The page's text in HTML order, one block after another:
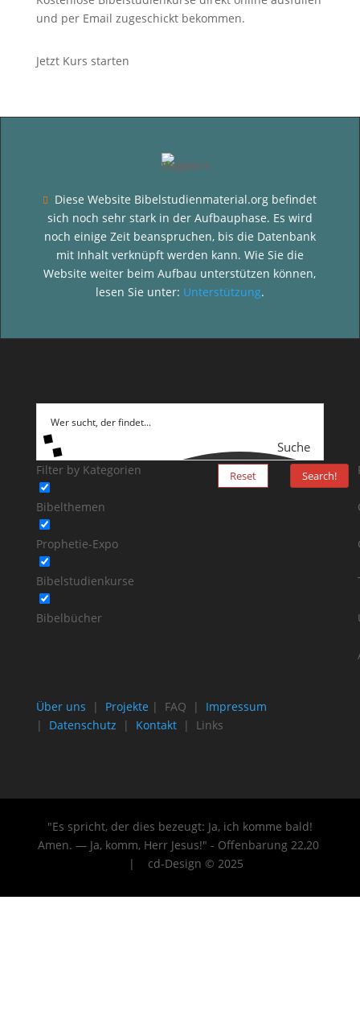
und per Email zugeschickt bekommen.
Jetzt Kurs starten

Diese Website Bibelstudienmaterial.org befindet
sich noch sehr stark in der Aufbauphase. Es wird
noch einige Zeit beanspruchen, bis die Datenbank
mit Inhalt verknüpft werden kann. Wie Sie die
Website weiter beim Aufbau unterstützen können,
lesen Sie unter: Unterstützung.
Suche
Filter by Kategorien
Bibelthemen
Prophetie-Expo
Bibelstudienkurse
Bibelbücher
Reset Search!
Über uns | Projekte | FAQ | Impressum
| Datenschutz | Kontakt| Links
"Es spricht, der dies bezeugt: Ja, ich komme bald!
Amen. — Ja, komm, Herr Jesus!" - Offenbarung 22,20
| cd-Design © 2025